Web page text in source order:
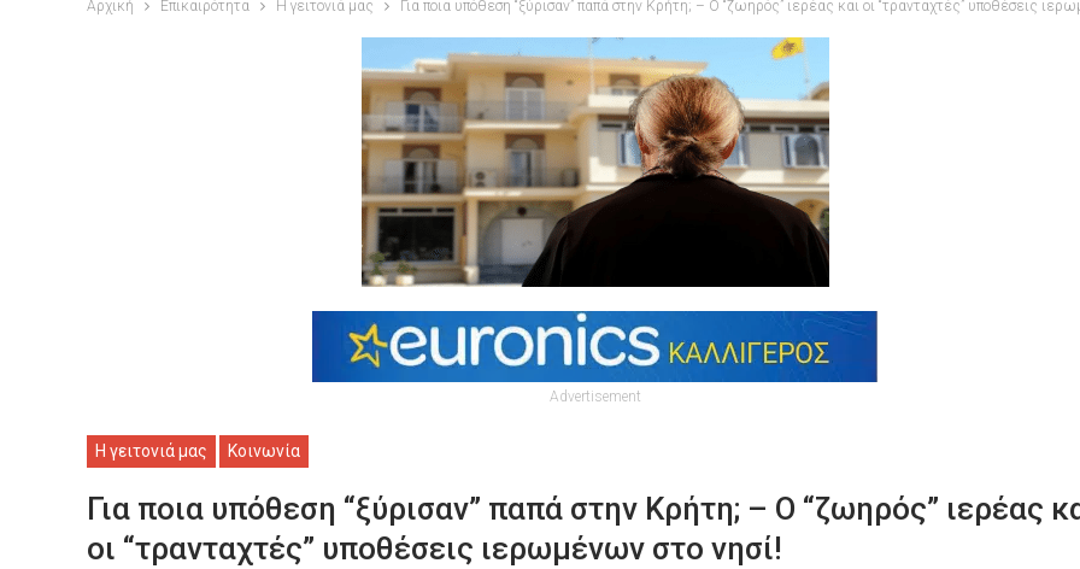
Αρχική Επικαιρότητα Η γειτονιά μας Για ποια υπόθεση “ξύρισαν” παπά στην Κρήτη; – Ο “ζωηρός” ιερέας και οι “τρανταχτές” υποθέσεις
Advertisement
Η γειτονιά μας Κοινωνία
Για ποια υπόθεση “ξύρισαν” παπά στην Κρήτη; – Ο “ζωηρός” ιερέας
οι “τρανταχτές” υποθέσεις ιερωμένων στο νησί!